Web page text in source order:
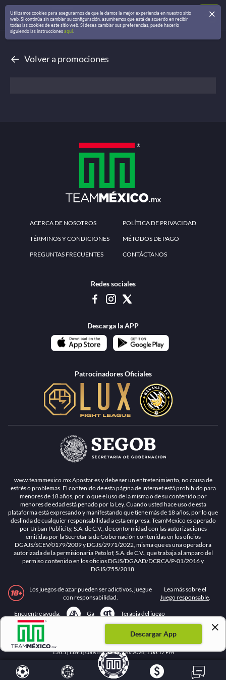
Descargar App
← Volver a promociones
ACERCA DE NOSOTROS POLÍTICA DE PRIVACIDAD
TÉRMINOS Y CONDICIONES MÉTODOS DE PAGO
PREGUNTAS FRECUENTES CONTÁCTANOS
Redes sociales
Descarga la APP
Patrocinadores Oficiales
www.teammexico.mx Apostar es y debe ser un entretenimiento, no causa de
estrés o problemas. El contenido de esta página de internet está prohibido para
menores de 18 años, por lo que el uso de la misma o de su contenido por
menores de edad está penado por la Ley. Cuando usted hace uso de esta
plataforma está expresando y manifestando que tiene más de 18 años, por lo que
deslinda de cualquier responsabilidad a esta empresa. TeamMexico es operado
por Urban Publicity, S.A. de C.V., de conformidad con las autorizaciones
emitidas por la Secretaría de Gobernación contenidas en los oficios
DGAJS/SCEV/0179/2009 y DGJS/2971/2022, misma que es una operadora
autorizada de la permisionaria Petolof, S.A. de C.V., que trabaja al amparo del
permiso contenido en los oficios DGJS/DGAAD/DCRCA/P-01/2016 y
DGJS/755/2018.
Los juegos de azar pueden ser adictivos, juegue
con responsabilidad.
Lea más sobre el
Juego responsable.
Encuentre ayuda: Ga Terapia del juego
© 2025 Teammexico | Reservados todos los derechos
1.26.5 [1.89.1] construido en 7/28/2026, 1:00:17 PM
Utilizamos cookies para asegurarnos de que le damos la mejor experiencia en nuestro sitio
web. Si continúa sin cambiar su configuración, asumiremos que está de acuerdo en recibir
todas las cookies de este sitio web. Si desea cambiar sus preferencias, puede hacerlo
siguiendo las instruccionesaquí